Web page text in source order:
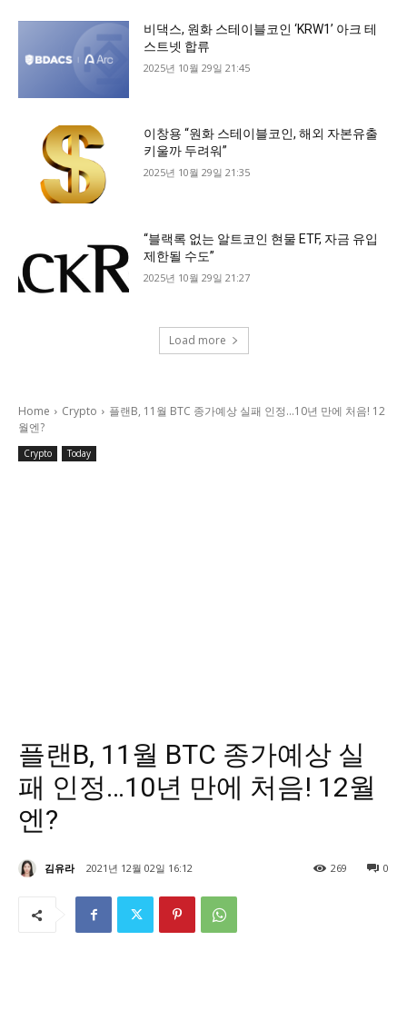
비댁스, 원화 스테이블코인 ‘KRW1’ 아크 테
스트넷 합류
2025년 10월 29일 21:45
이창용 “원화 스테이블코인, 해외 자본유출
키울까 두려워”
2025년 10월 29일 21:35
“블랙록 없는 알트코인 현물 ETF, 자금 유입
제한될 수도”
2025년 10월 29일 21:27
Load more